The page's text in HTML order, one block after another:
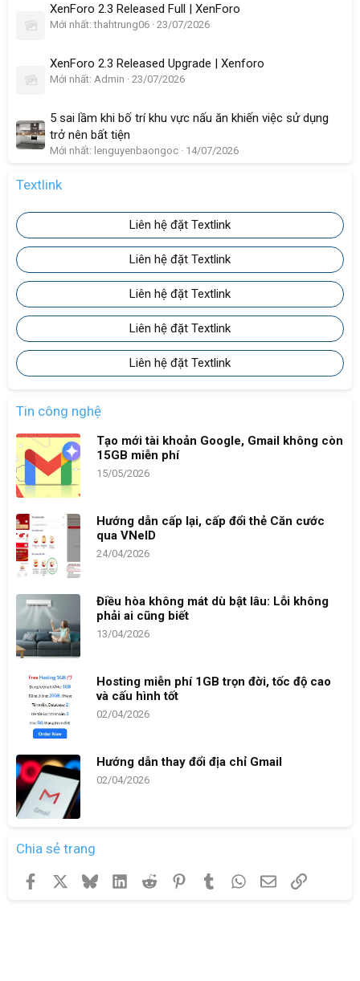
XenForo 2.3 Released Full | XenForo
Mới nhất: thahtrung06 23/07/2026
XenForo 2.3 Released Upgrade | Xenforo
Mới nhất: Admin 23/07/2026
5 sai lầm khi bố trí khu vực nấu ăn khiến việc sử dụng
trở nên bất tiện
Mới nhất: lenguyenbaongoc 14/07/2026
Textlink
Liên hệ đặt Textlink
Liên hệ đặt Textlink
Liên hệ đặt Textlink
Liên hệ đặt Textlink
Liên hệ đặt Textlink
Tin công nghệ
Tạo mới tài khoản Google, Gmail không còn
15GB miễn phí
15/05/2026
Hướng dẫn cấp lại, cấp đổi thẻ Căn cước
qua VNeID
24/04/2026
Điều hòa không mát dù bật lâu: Lỗi không
phải ai cũng biết
13/04/2026
Hosting miễn phí 1GB trọn đời, tốc độ cao
và cấu hình tốt
02/04/2026
Hướng dẫn thay đổi địa chỉ Gmail
02/04/2026
Chia sẻ trang
Facebook BlueskyLinkedInReddit PinterestTumblr WhatsApp
EmailLink